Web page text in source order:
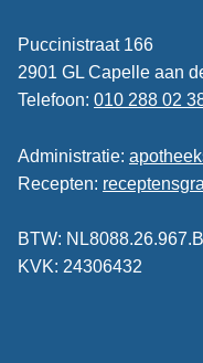
Puccinistraat 166
2901 GL Capelle aan
Telefoon: 010 288 02
Administratie:
Recepten:
BTW:
KVK: 24306432